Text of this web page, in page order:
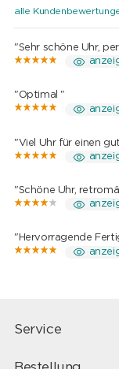
alle
"Sehr schöne Uhr,
"Optimal "
"Viel Uhr für einen
"Schöne Uhr,
"Hervorragende
Service